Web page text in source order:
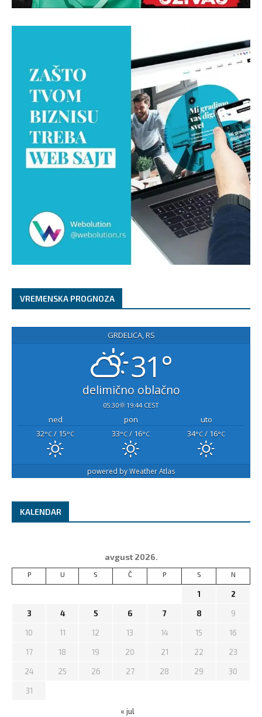
VREMENSKA PROGNOZA
GRDELICA, RS
31°
delimično oblačno
05:30 19:44 CEST
ned pon
uto
32°C / 15°C 33°C / 16°C 34°C / 16°C
powered byWeather Atlas
KALENDAR
avgust 2026.
P U S Č P S N
1 2
3 4 5 6 7 8 9
10 11 12 13 14 15 16
17 18 19 20 21 22 23
24 25 26 27 28 29 30
31
« jul